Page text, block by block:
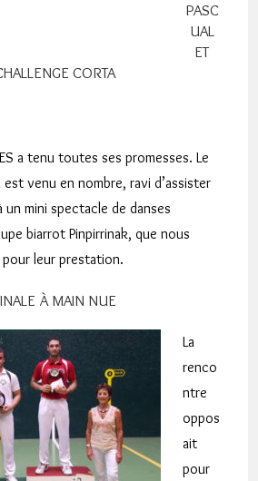
PASC
UAL
ET
CORTA
a tenu toutes ses promesses. Le
venu en nombre, ravi d’assister
un mini spectacle de danses
biarrot Pinpirrinak, que nous
leur prestation.
À MAIN NUE
La
renco
ntre
oppos
ait
pour